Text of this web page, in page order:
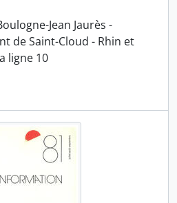
Jean Jaurès -
de Saint-Cloud - Rhin et
ligne 10